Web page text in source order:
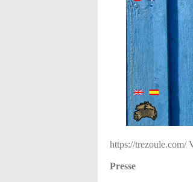
https://trezoule.com/
Presse